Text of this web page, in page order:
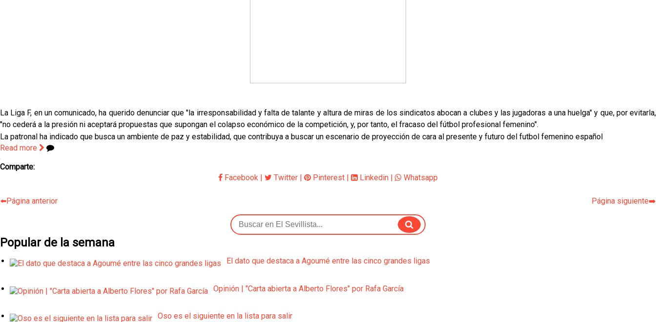
La Liga F, en un comunicado, ha querido denunciar que "la irresponsabilidad y falta de talante y altura de miras de los sindicatos abocan a clubes y las jugadoras a una huelga" y que, por evitarla,
"no cederá a la presión ni aceptará propuestas que supongan el colapso económico de la competición, y, por tanto, el fracaso del fútbol profesional femenino".
La patronal ha indicado que busca un ambiente de paz y estabilidad, que contribuya a buscar un escenario de proyección de cara al presente y futuro del futbol femenino español
Read more
Comparte:
Facebook | Twitter | Pinterest | Linkedin | Whatsapp
⬅️Página anterior Página siguiente➡️
Popular de la semana
El dato que destaca a Agoumé entre las cinco grandes ligas
Opinión | "Carta abierta a Alberto Flores" por Rafa García
Oso es el siguiente en la lista para salir